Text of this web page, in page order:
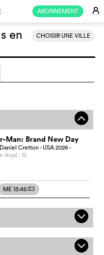
ABONNEMENT E
CHOISIR UNE VILLE
en
o
Man: Brand New Day
Cretton- USA2026-
légal : 12
ME 13:45 m
q
q